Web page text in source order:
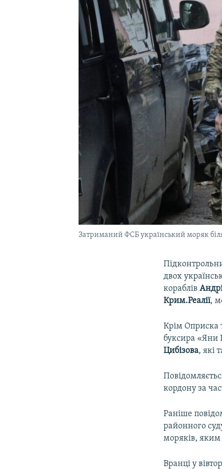
УКРАЇНСЬКА ПРОБЛЕМА КРИМУ
Затриманий ФСБ український моряк
двох
кораблів
Крим.Реалії,
Крім Оприска
буксира «Яни
Цибізова, які
кордону за
Раніше
районного
моряків, яким
Вранці у